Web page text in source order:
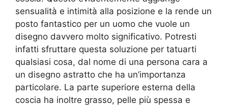
sensualità e intimità alla posizione e la rende un
posto fantastico per un uomo che vuole un
disegno davvero molto significativo. Potresti
infatti sfruttare questa soluzione per tatuarti
qualsiasi cosa, dal nome di una persona cara a
un disegno astratto che ha un’importanza
particolare. La parte superiore esterna della
coscia ha inoltre grasso, pelle più spessa e